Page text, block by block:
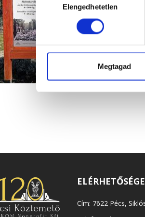
kiválasztásaElengedhetetlen
Megtagad
Cím: 7622 Pécs,